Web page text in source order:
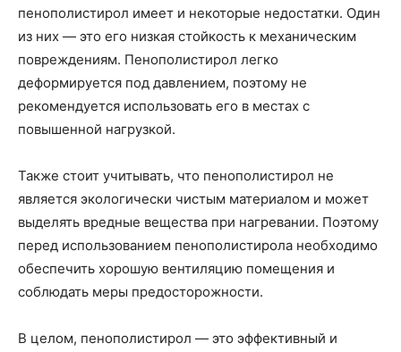
пенополистирол имеет и некоторые недостатки. Один
из них — это его низкая стойкость к механическим
повреждениям. Пенополистирол легко
деформируется под давлением, поэтому не
рекомендуется использовать его в местах с
повышенной нагрузкой.
Также стоит учитывать, что пенополистирол не
является экологически чистым материалом и может
выделять вредные вещества при нагревании. Поэтому
перед использованием пенополистирола необходимо
обеспечить хорошую вентиляцию помещения и
соблюдать меры предосторожности.
В целом, пенополистирол — это эффективный и